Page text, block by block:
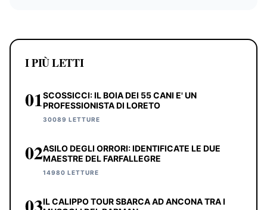
I PIÙ LETTI
01SCOSSICCI: IL BOIA DEI 55 CANI E' UN
PROFESSIONISTA DI LORETO
30089 LETTURE
02ASILO DEGLI ORRORI: IDENTIFICATE LE DUE
MAESTRE DEL FARFALLEGRE
14980 LETTURE
IL CALIPPO TOUR SBARCA AD ANCONA TRA I